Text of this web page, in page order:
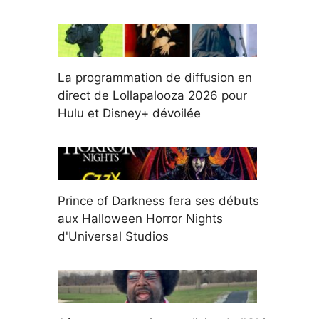
La programmation de diffusion en
direct de Lollapalooza 2026 pour
Hulu et Disney+ dévoilée
Prince of Darkness fera ses débuts
aux Halloween Horror Nights
d'Universal Studios